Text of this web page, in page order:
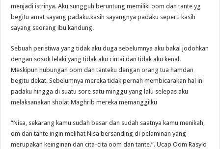
menjadi istrinya. Aku sungguh beruntung memiliki oom dan tante yg
begitu amat sayang padaku.kasih sayangnya padaku seperti kasih
sayang seorang ibu kandung.
Sebuah peristiwa yang tidak aku duga sebelumnya aku bakal jodohkan
dengan sosok lelaki yang tidak aku cintai dan tidak aku kenal.
Meskipun hubungan oom dan tanteku dengan orang tua hamdan
begitu dekat. Sebelumnya mereka tidak pernah membicarakan hal ini
padaku hingga di suatu sore satu minggu yang lalu selepas aku
melaksanakan sholat Maghrib mereka memanggilku
“Nisa, sekarang kamu sudah besar dan sudah saatnya kamu menikah,
om dan tante ingin melihat Nisa bersanding di pelaminan yang
merupakan keinginan dan cita-cita oom dan tante.”. Ucap Oom Rasyid